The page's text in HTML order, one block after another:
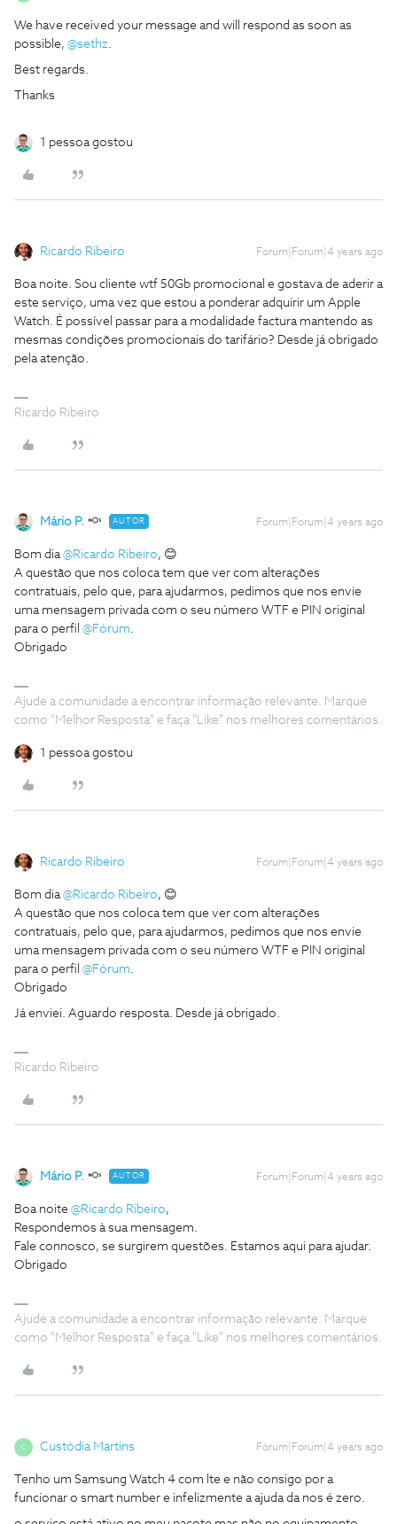
We have received your message and will respond as soon as
possible, @sethz.
Best regards.
Thanks
1 pessoa gostou
Ricardo Ribeiro Forum|Forum|4 years ago
Boa noite. Sou cliente wtf 50Gb promocional e gostava de aderir a
este serviço, uma vez que estou a ponderar adquirir um Apple
Watch. É possível passar para a modalidade factura mantendo as
mesmas condições promocionais do tarifário? Desde já obrigado
pela atenção.
Ricardo Ribeiro
Mário P. AUTOR Forum|Forum|4 years ago
Bom dia@Ricardo Ribeiro, 😊
A questão que nos coloca tem que ver com alterações
contratuais, pelo que, para ajudarmos, pedimos que nos envie
uma mensagem privada com o seu número WTF e PIN original
para o perfil @Fórum.
Obrigado
Ajude a comunidade a encontrar informação relevante. Marque
como "Melhor Resposta" e faça "Like" nos melhores comentários.
1 pessoa gostou
Ricardo Ribeiro Forum|Forum|4 years ago
Bom dia@Ricardo Ribeiro, 😊
A questão que nos coloca tem que ver com alterações
contratuais, pelo que, para ajudarmos, pedimos que nos envie
uma mensagem privada com o seu número WTF e PIN original
para o perfil @Fórum.
Obrigado
Já enviei. Aguardo resposta. Desde já obrigado.
Ricardo Ribeiro
Mário P. AUTOR Forum|Forum|4 years ago
Boa noite @Ricardo Ribeiro,
Respondemos à sua mensagem.
Fale connosco, se surgirem questões. Estamos aqui para ajudar.
Obrigado
Ajude a comunidade a encontrar informação relevante. Marque
como "Melhor Resposta" e faça "Like" nos melhores comentários.
C Custódia Martins Forum|Forum|4 years ago
Tenho um Samsung Watch 4 com lte e não consigo por a
funcionar o smart number e infelizmente a ajuda da nos é zero.